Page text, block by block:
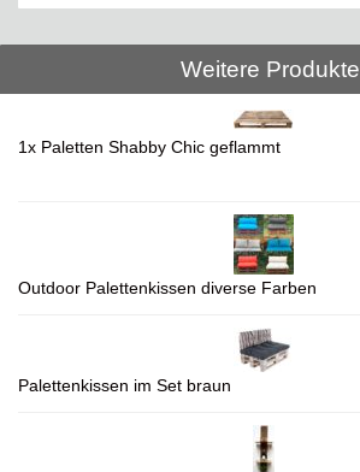
Weitere Produkte
1x Paletten Shabby Chic geflammt
Outdoor Palettenkissen diverse Farben
Palettenkissen im Set braun